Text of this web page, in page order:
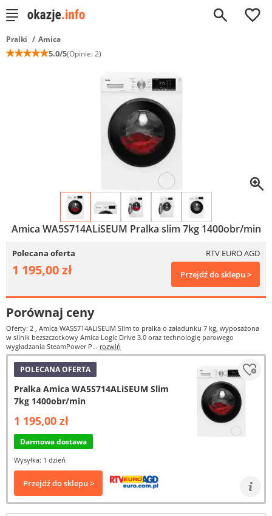
0
Pralki Amica
☆
☆
☆
☆
☆ 5.0/5(Opinie: 2)
Amica WA5S714ALiSEUM Pralka slim 7kg 1400obr/min
Polecana oferta RTV EURO AGD
1 195,00 zł Przejdź do sklepu >
Porównaj ceny
Oferty: 2 , Amica WA5S714ALiSEUM Slim to pralka o załadunku 7 kg, wyposażona
w silnik bezszczotkowy Amica Logic Drive 3.0 oraz technologię parowego
wygładzania SteamPower P... rozwiń
POLECANA OFERTA
Pralka Amica WA5S714ALiSEUM Slim
7kg 1400obr/min
1 195,00 zł
Darmowa dostawa
Wysyłka: 1 dzień
Przejdź do sklepu >